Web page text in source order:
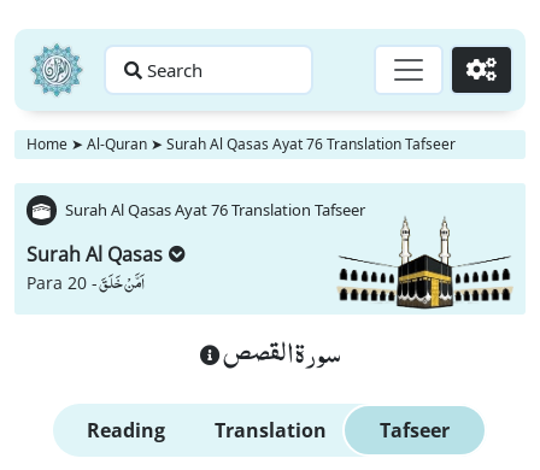
Search Go
Home ➤ Al-Quran ➤ Surah Al Qasas Ayat 76 Translation Tafseer
Surah Al Qasas Ayat 76 Translation Tafseer
Surah Al Qasas
Para 20 -اَمَّنْ خَلَقَ
سورة القصص
Reading Translation Tafseer